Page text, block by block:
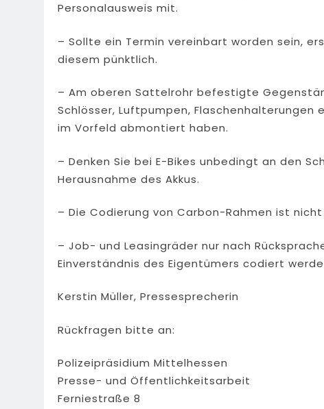
Personalausweis mit.
– Sollte ein Termin vereinbart worden sein,
diesem pünktlich.
– Am oberen Sattelrohr befestigte
Schlösser, Luftpumpen, Flaschenhalterungen
im Vorfeld abmontiert haben.
– Denken Sie bei E-Bikes unbedingt an den
Herausnahme des Akkus.
– Die Codierung von Carbon-Rahmen ist
– Job- und Leasingräder nur nach
Einverständnis des Eigentümers codiert
Kerstin Müller, Pressesprecherin
Rückfragen bitte an:
Polizeipräsidium Mittelhessen
Presse- und Öffentlichkeitsarbeit
Ferniestraße 8